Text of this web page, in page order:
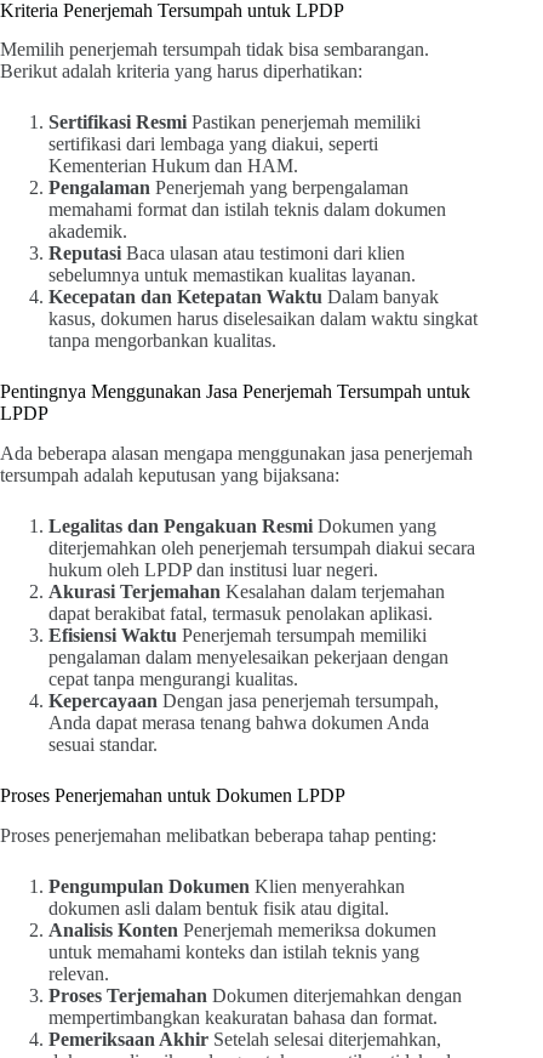
Kriteria Penerjemah Tersumpah untuk LPDP
Memilih penerjemah tersumpah tidak bisa sembarangan.
Berikut adalah kriteria yang harus diperhatikan:
Sertifikasi Resmi Pastikan penerjemah memiliki
sertifikasi dari lembaga yang diakui, seperti
Kementerian Hukum dan HAM.
Pengalaman Penerjemah yang berpengalaman
memahami format dan istilah teknis dalam dokumen
akademik.
Reputasi Baca ulasan atau testimoni dari klien
sebelumnya untuk memastikan kualitas layanan.
Kecepatan dan Ketepatan Waktu Dalam banyak
kasus, dokumen harus diselesaikan dalam waktu singkat
tanpa mengorbankan kualitas.
Pentingnya Menggunakan Jasa Penerjemah Tersumpah untuk
LPDP
Ada beberapa alasan mengapa menggunakan jasa penerjemah
tersumpah adalah keputusan yang bijaksana:
Legalitas dan Pengakuan Resmi Dokumen yang
diterjemahkan oleh penerjemah tersumpah diakui secara
hukum oleh LPDP dan institusi luar negeri.
Akurasi Terjemahan Kesalahan dalam terjemahan
dapat berakibat fatal, termasuk penolakan aplikasi.
Efisiensi Waktu Penerjemah tersumpah memiliki
pengalaman dalam menyelesaikan pekerjaan dengan
cepat tanpa mengurangi kualitas.
Kepercayaan Dengan jasa penerjemah tersumpah,
Anda dapat merasa tenang bahwa dokumen Anda
sesuai standar.
Proses Penerjemahan untuk Dokumen LPDP
Proses penerjemahan melibatkan beberapa tahap penting:
Pengumpulan Dokumen Klien menyerahkan
dokumen asli dalam bentuk fisik atau digital.
Analisis Konten Penerjemah memeriksa dokumen
untuk memahami konteks dan istilah teknis yang
relevan.
Proses Terjemahan Dokumen diterjemahkan dengan
mempertimbangkan keakuratan bahasa dan format.
Pemeriksaan Akhir Setelah selesai diterjemahkan,